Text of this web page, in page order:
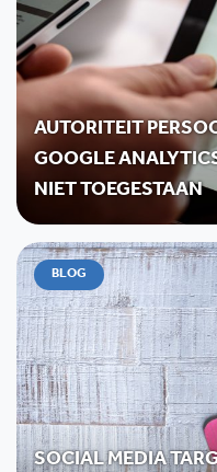
AUTORITEIT
GOOGLE
NIET TOEGESTAAN
BLOG
SOCIAL MEDIA